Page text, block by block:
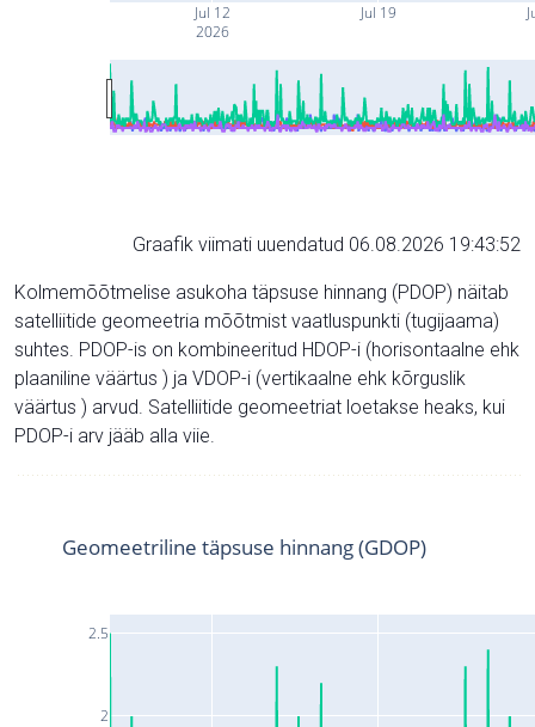
Jul 12
2026
Jul 19
Graafik viimati uuendatud 06.08.2026 19:43:52
Kolmemõõtmelise asukoha täpsuse hinnang (PDOP) näitab
satelliitide geomeetria mõõtmist vaatluspunkti (tugijaama)
suhtes. PDOP-is on kombineeritud HDOP-i (horisontaalne ehk
plaaniline väärtus ) ja VDOP-i (vertikaalne ehk kõrguslik
väärtus ) arvud. Satelliitide geomeetriat loetakse heaks, kui
PDOP-i arv jääb alla viie.
2
2.5
Geomeetriline täpsuse hinnang (GDOP)